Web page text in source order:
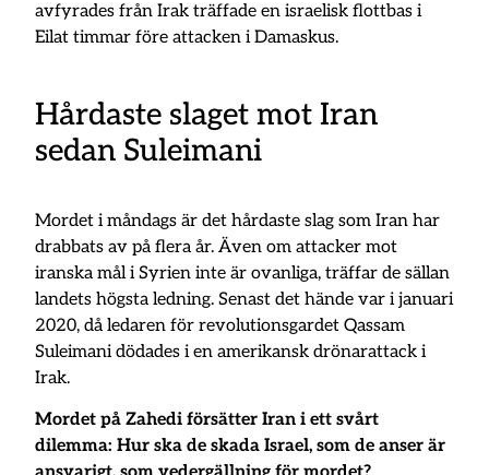
avfyrades från Irak träffade en israelisk flottbas i
Eilat timmar före attacken i Damaskus.
Hårdaste slaget mot Iran
sedan Suleimani
Mordet i måndags är det hårdaste slag som Iran har
drabbats av på flera år. Även om attacker mot
iranska mål i Syrien inte är ovanliga, träffar de sällan
landets högsta ledning. Senast det hände var i januari
2020, då ledaren för revolutionsgardet Qassam
Suleimani dödades i en amerikansk drönarattack i
Irak.
Mordet på Zahedi försätter Iran i ett svårt
dilemma: Hur ska de skada Israel, som de anser är